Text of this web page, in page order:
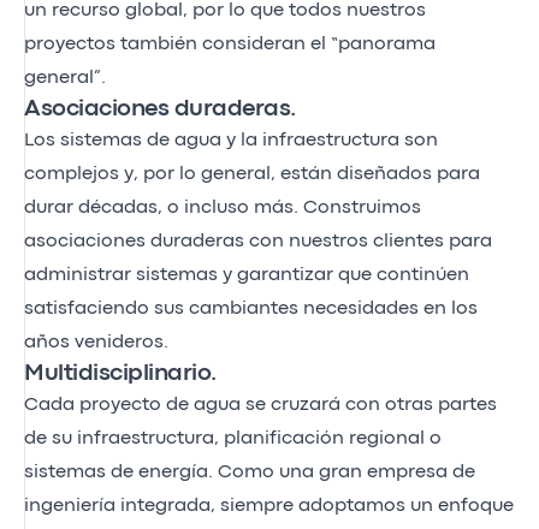
un recurso global, por lo que todos nuestros
proyectos también consideran el “panorama
general”.
Asociaciones duraderas.
Los sistemas de agua y la infraestructura son
complejos y, por lo general, están diseñados para
durar décadas, o incluso más. Construimos
asociaciones duraderas con nuestros clientes para
administrar sistemas y garantizar que continúen
satisfaciendo sus cambiantes necesidades en los
años venideros.
Multidisciplinario.
Cada proyecto de agua se cruzará con otras partes
de su infraestructura, planificación regional o
sistemas de energía. Como una gran empresa de
ingeniería integrada, siempre adoptamos un enfoque